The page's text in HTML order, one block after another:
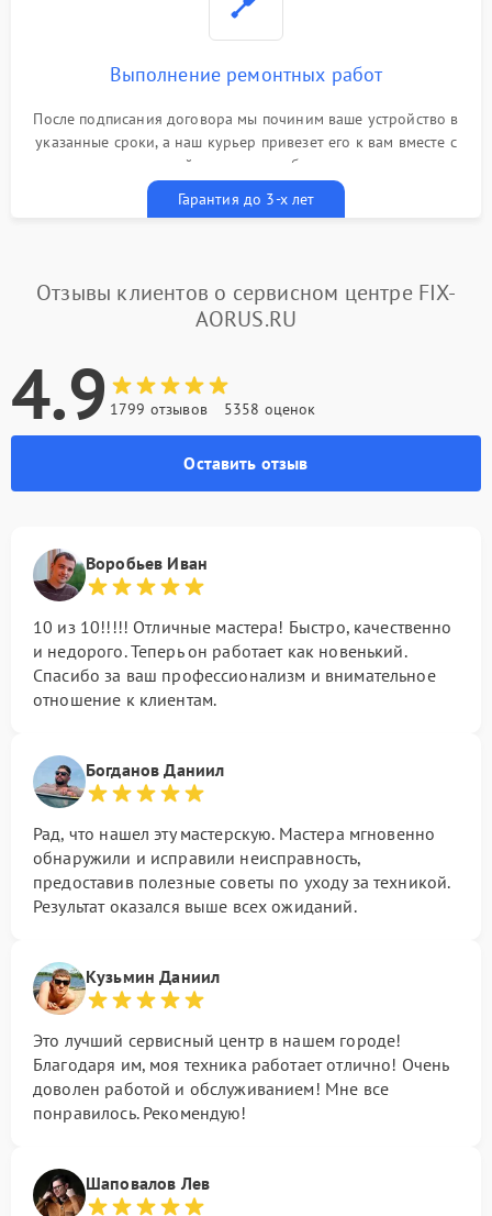
Выполнение ремонтных работ
После подписания договора мы починим ваше устройство в
указанные сроки, а наш курьер привезет его к вам вместе с
гарантийным талоном бесплатно
Гарантия до 3-х лет
Отзывы клиентов о сервисном центре FIX-
AORUS.RU
4.9 1799 отзывов 5358 оценок
Оставить отзыв
Воробьев Иван
10 из 10!!!!! Отличные мастера! Быстро, качественно
и недорого. Теперь он работает как новенький.
Спасибо за ваш профессионализм и внимательное
отношение к клиентам.
Богданов Даниил
Рад, что нашел эту мастерскую. Мастера мгновенно
обнаружили и исправили неисправность,
предоставив полезные советы по уходу за техникой.
Результат оказался выше всех ожиданий.
Кузьмин Даниил
Это лучший сервисный центр в нашем городе!
Благодаря им, моя техника работает отлично! Очень
доволен работой и обслуживанием! Мне все
понравилось. Рекомендую!
Шаповалов Лев